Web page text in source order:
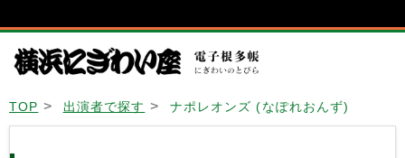
TOP 出演者で探す ナポレオンズ (なぽれおんず)